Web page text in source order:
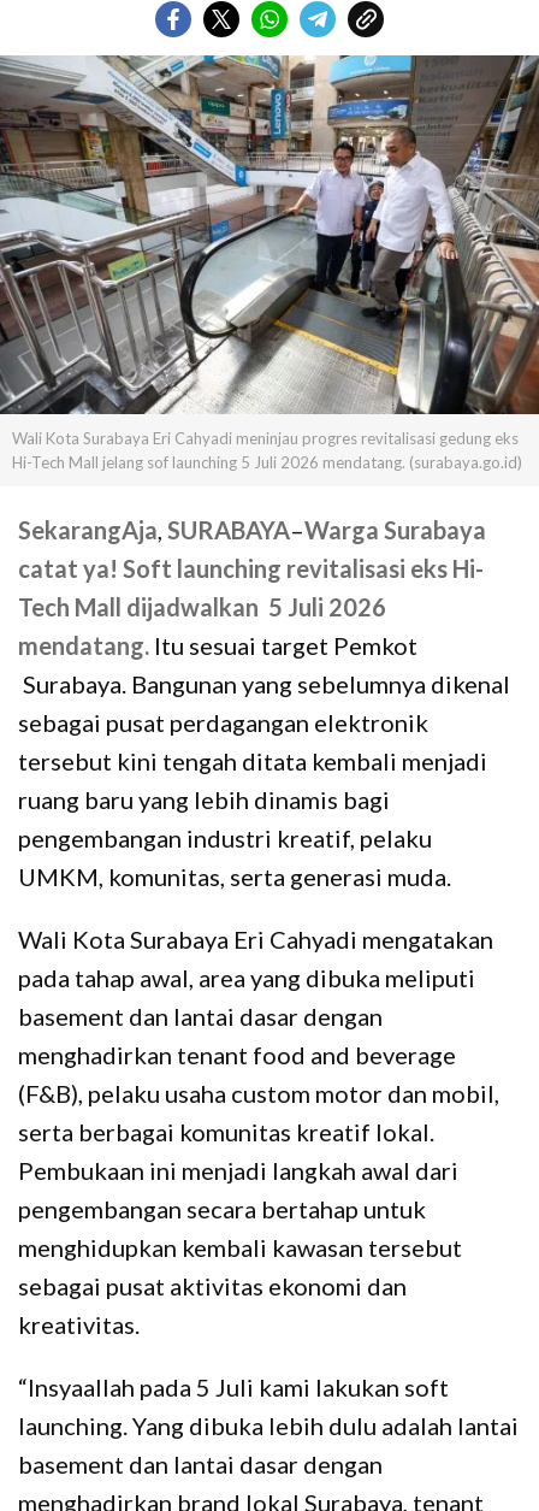
Wali Kota Surabaya Eri Cahyadi meninjau progres revitalisasi gedung eks
Hi-Tech Mall jelang sof launching 5 Juli 2026 mendatang. (surabaya.go.id)
SekarangAja, SURABAYA–Warga Surabaya
catat ya! Soft launching revitalisasi eks Hi-
Tech Mall dijadwalkan 5 Juli 2026
mendatang. Itu sesuai target Pemkot
Surabaya. Bangunan yang sebelumnya dikenal
sebagai pusat perdagangan elektronik
tersebut kini tengah ditata kembali menjadi
ruang baru yang lebih dinamis bagi
pengembangan industri kreatif, pelaku
UMKM, komunitas, serta generasi muda.
Wali Kota Surabaya Eri Cahyadi mengatakan
pada tahap awal, area yang dibuka meliputi
basement dan lantai dasar dengan
menghadirkan tenant food and beverage
(F&B), pelaku usaha custom motor dan mobil,
serta berbagai komunitas kreatif lokal.
Pembukaan ini menjadi langkah awal dari
pengembangan secara bertahap untuk
menghidupkan kembali kawasan tersebut
sebagai pusat aktivitas ekonomi dan
kreativitas.
“Insyaallah pada 5 Juli kami lakukan soft
launching. Yang dibuka lebih dulu adalah lantai
basement dan lantai dasar dengan
menghadirkan brand lokal Surabaya, tenant